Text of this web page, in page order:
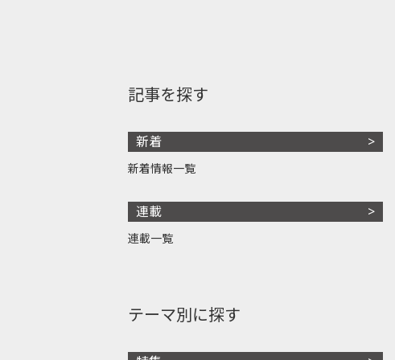
記事を探す
新着
新着情報一覧
連載
連載一覧
テーマ別に探す